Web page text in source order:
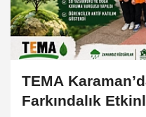
TEMA
Farkındalık